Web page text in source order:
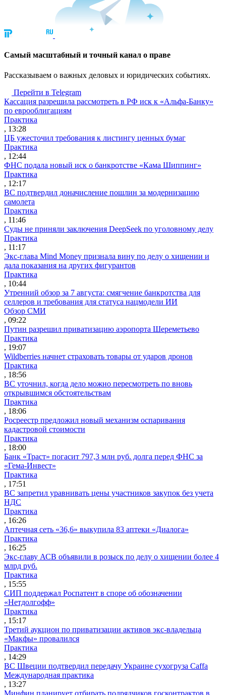
Cамый масштабный и точный канал о праве
Рассказываем о важных деловых и юридических событиях.
Перейти в Telegram
Кассация разрешила рассмотреть в РФ иск к «Альфа-Банку»
по еврооблигациям
Практика
, 13:28
ЦБ ужесточил требования к листингу ценных бумаг
Практика
, 12:44
ФНС подала новый иск о банкротстве «Кама Шиппинг»
Практика
, 12:17
ВС подтвердил доначисление пошлин за модернизацию
самолета
Практика
, 11:46
Суды не приняли заключения DeepSeek по уголовному делу
Практика
, 11:17
Экс-глава Mind Money признала вину по делу о хищении и
дала показания на других фигурантов
Практика
, 10:44
Утренний обзор за 7 августа: смягчение банкротства для
селлеров и требования для статуса нацмодели ИИ
Обзор СМИ
, 09:22
Путин разрешил приватизацию аэропорта Шереметьево
Практика
, 19:07
Wildberries начнет страховать товары от ударов дронов
Практика
, 18:56
ВС уточнил, когда дело можно пересмотреть по вновь
открывшимся обстоятельствам
Практика
, 18:06
Росреестр предложил новый механизм оспаривания
кадастровой стоимости
Практика
, 18:00
Банк «Траст» погасит 797,3 млн руб. долга перед ФНС за
«Гема-Инвест»
Практика
, 17:51
ВС запретил уравнивать цены участников закупок без учета
НДС
Практика
, 16:26
Аптечная сеть «36,6» выкупила 83 аптеки «Диалога»
Практика
, 16:25
Экс-главу АСВ объявили в розыск по делу о хищении более 4
млрд руб.
Практика
, 15:55
СИП поддержал Роспатент в споре об обозначении
«Нетдолгофф»
Практика
, 15:17
Третий аукцион по приватизации активов экс-владельца
«Макфы» провалился
Практика
, 14:29
ВС Швеции подтвердил передачу Украине сухогруза Caffa
Международная практика
, 13:27
Минфин планирует отбирать подрядчиков госконтрактов в